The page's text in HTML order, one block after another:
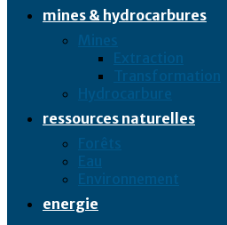
mines & hydrocarbures
Mines
Extraction
Transformation
Hydrocarbure
ressources naturelles
Forêts
Eau
Environnement
energie